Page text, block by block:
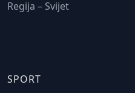
Regija – Svijet
SPORT